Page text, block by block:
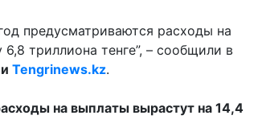
предусматриваются расходы на
триллиона тенге”, – сообщили в
Tengrinews.kz.
на выплаты вырастут на 14,4